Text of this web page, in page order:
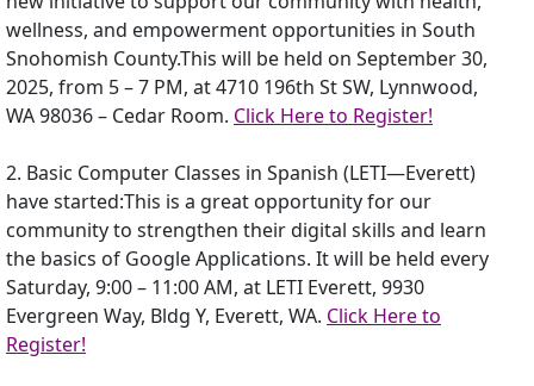
wellness, and empowerment opportunities in South
Snohomish County.This will be held on September 30,
2025, from 5 – 7 PM, at 4710 196th St SW, Lynnwood,
WA 98036 – Cedar Room. Click Here to Register!
2. Basic Computer Classes in Spanish (LETI—Everett)
have started:This is a great opportunity for our
community to strengthen their digital skills and learn
the basics of Google Applications. It will be held every
Saturday, 9:00 – 11:00 AM, at LETI Everett, 9930
Evergreen Way, Bldg Y, Everett, WA. Click Here to
Register!